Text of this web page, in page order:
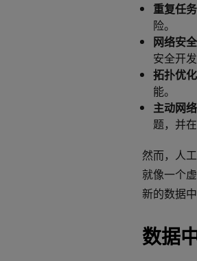
重复任
险。
网络安全
安全开
拓扑优化
能。
主动网络
题，并
然而，人
就像一个
新的数据
数据